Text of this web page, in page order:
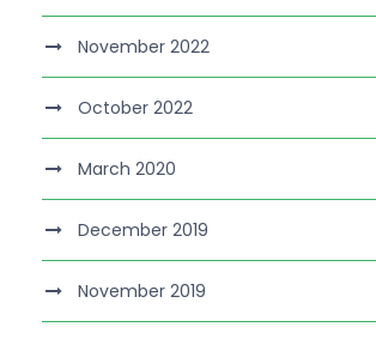
November 2022
October 2022
March 2020
December 2019
November 2019